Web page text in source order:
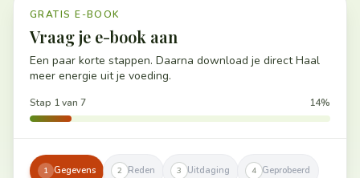
GRATIS E-BOOK
Vraag je e-book aan
Een paar korte stappen. Daarna download je direct Haal
meer energie uit je voeding.
Stap 1 van 7 14%
1 Gegevens 2 Reden 3 Uitdaging 4 Geprobeerd